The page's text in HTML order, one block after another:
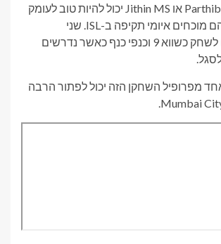
ללכת על Parthib Gogoi או Jithin MS יכול להיות טוב לעומק
החוליה מכיוון שהם מוכחים איומי תקיפה ב-ISL. שני
השחקנים יכולים לשחק כשווא 9 וכנפי כנף כאשר נדרשים
מפרופיל השחקן הזה יכול לפתור הרבה